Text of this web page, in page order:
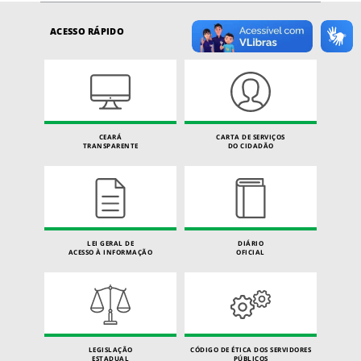
ACESSO RÁPIDO
CEARÁ
TRANSPARENTE
CARTA DE SERVIÇOS
DO CIDADÃO
LEI GERAL DE
ACESSO À INFORMAÇÃO
DIÁRIO
OFICIAL
LEGISLAÇÃO
ESTADUAL
CÓDIGO DE ÉTICA DOS SERVIDORES
PÚBLICOS